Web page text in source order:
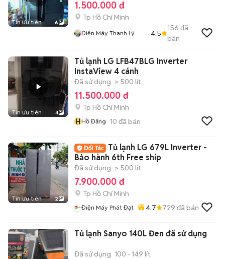
Tin ưu tiên 6
1.500.000 đ
Tp Hồ Chí Minh
Điện Máy Thanh Lý
4.5
156 đã
bán
Tin ưu tiên 4
Tủ lạnh LG LFB47BLG Inverter
InstaView 4 cánh
Đã sử dụng > 500 lít
11.500.000 đ
Tp Hồ Chí Minh
HHồ Đăng 10 đã bán
Tin ưu tiên 2
Tủ lạnh LG 679L Inverter -
Bảo hành 6th Free ship
Đã sử dụng > 500 lít
7.900.000 đ
Tp Hồ Chí Minh
Điện Máy Phát Đạt 4.7 729 đã bán
Tủ lạnh Sanyo 140L Đen đã sử dụng
Đã sử dụng 100 - 149 lít